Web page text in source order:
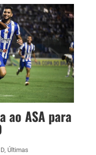
ao ASA para
, Últimas